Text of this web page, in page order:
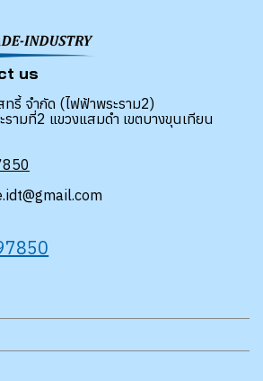
us
รี้ จำกัด (ไฟฟ้าพระราม2)
มที่2 แขวงแสมดำ เขตบางขุนเทียน